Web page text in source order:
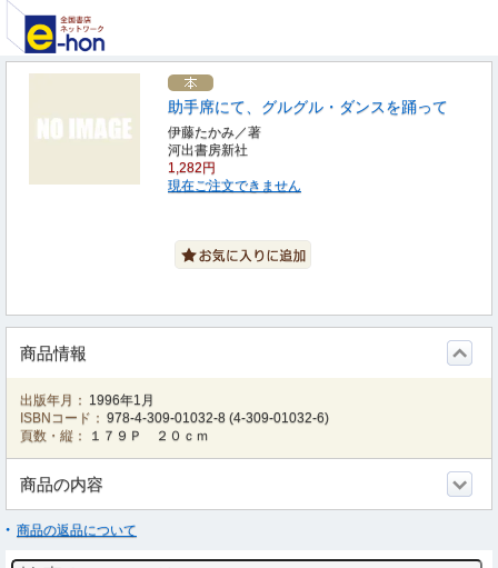
助手席にて、グルグル・ダンスを踊って
伊藤たかみ／著
河出書房新社
1,282円
現在ご注文できません
商品情報
出版年月： 1996年1月
ISBNコード： 978-4-309-01032-8 (4-309-01032-6)
頁数・縦：
１７９Ｐ ２０ｃｍ
商品の内容
商品の返品について